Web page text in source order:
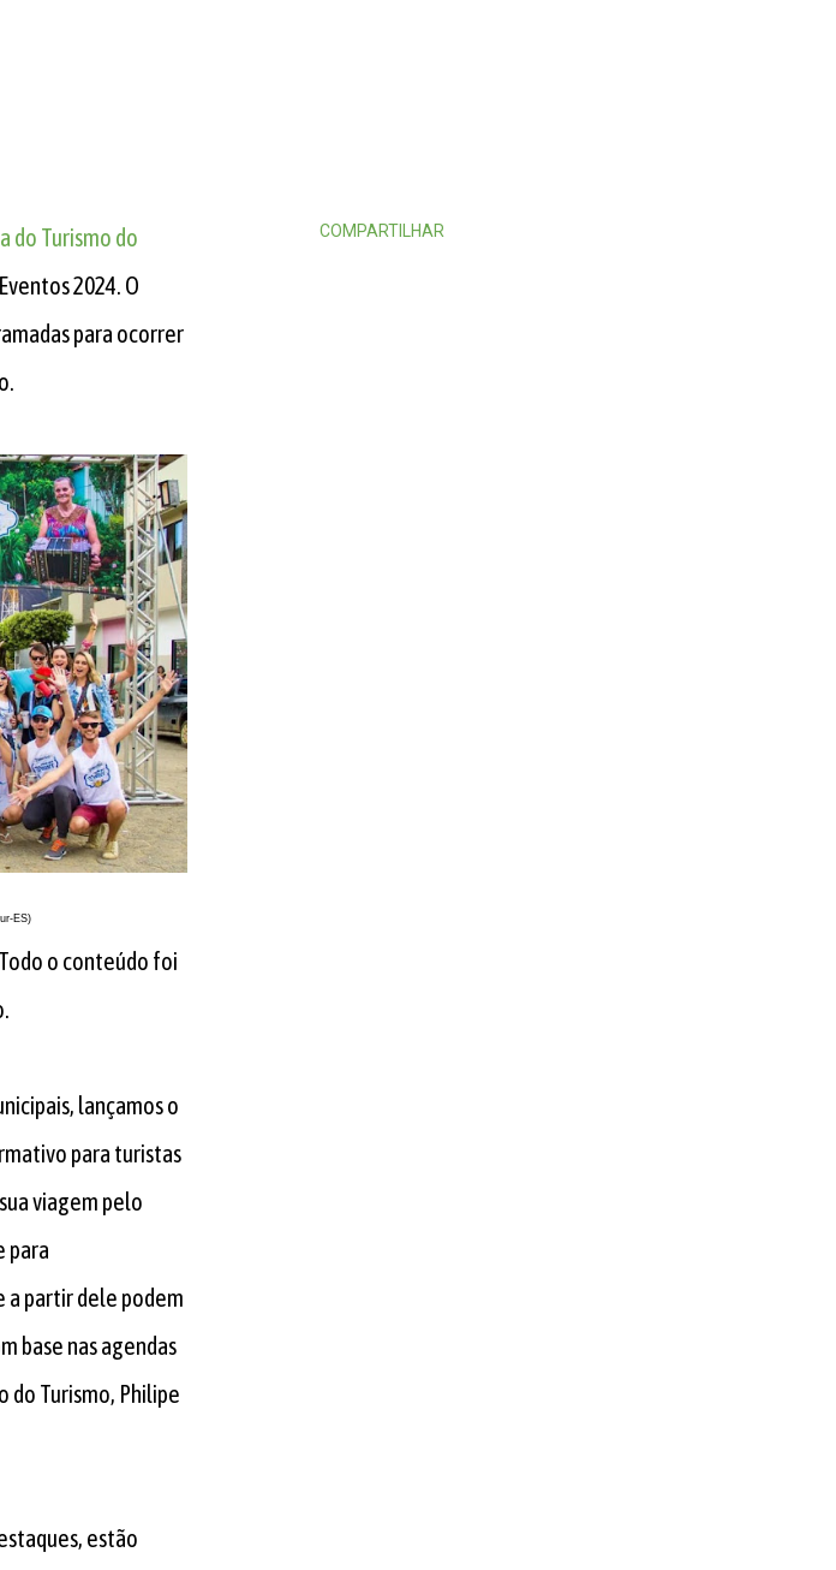
do Turismo do
2024. O
para ocorrer
ES)
o conteúdo foi
lançamos o
para turistas
viagem pelo
para
a partir dele podem
base nas agendas
do Turismo, Philipe
estão
COMPARTILHAR